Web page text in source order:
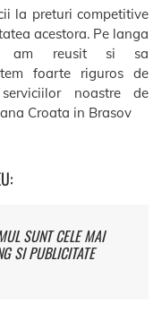
la preturi competitive
acestora. Pe langa
am reusit si sa
foarte riguros de
noastre de
Croata in Brasov
SUNT CELE MAI
SI PUBLICITATE